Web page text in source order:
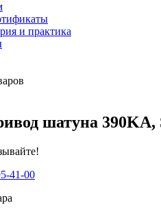
и практика
шатуна
41-00